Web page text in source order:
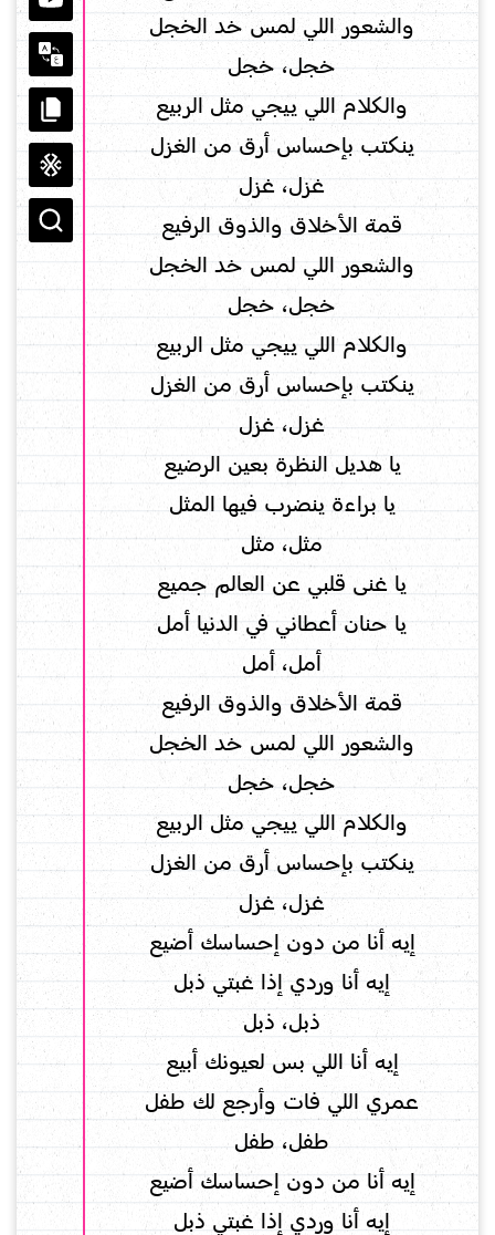
والشعور اللي لمس خد الخجل
خجل، خجل
والكلام اللي ييجي مثل الربيع
ينكتب بإحساس أرق من الغزل
غزل، غزل
قمة الأخلاق والذوق الرفيع
والشعور اللي لمس خد الخجل
خجل، خجل
والكلام اللي ييجي مثل الربيع
ينكتب بإحساس أرق من الغزل
غزل، غزل
يا هديل النظرة بعين الرضيع
يا براءة ينضرب فيها المثل
مثل، مثل
يا غنى قلبي عن العالم جميع
يا حنان أعطاني في الدنيا أمل
أمل، أمل
قمة الأخلاق والذوق الرفيع
والشعور اللي لمس خد الخجل
خجل، خجل
والكلام اللي ييجي مثل الربيع
ينكتب بإحساس أرق من الغزل
غزل، غزل
إيه أنا من دون إحساسك أضيع
إيه أنا وردي إذا غبتي ذبل
ذبل، ذبل
إيه أنا اللي بس لعيونك أبيع
عمري اللي فات وأرجع لك طفل
طفل، طفل
إيه أنا من دون إحساسك أضيع
إيه أنا وردي إذا غبتي ذبل